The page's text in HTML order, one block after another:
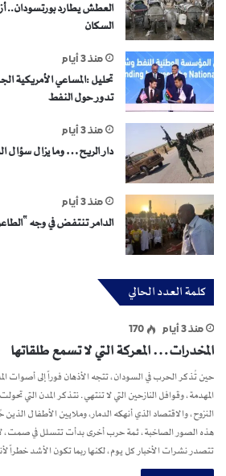
العطش يطارد بورتسودان..
السكان
منذ 3 أيام
تحليل :المساعي الأمريكية
تدور حول النفط
منذ 3 أيام
دار الريح… وما يزال سؤال
منذ 3 أيام
الدامر تنتفض في وجه
كلمة العدد الحالي
منذ 3 أيام 170
المخدرات… المعركة التي لا تسمع طلقاتها
حين تُذكر الحرب في السودان، تتجه الأذهان فوراً إلى أصوات
المهدمة، وقوافل النازحين التي لا تنتهي. نتذكر المدن التي
النزوح، والاقتصاد الذي أنهكه الدمار، وملايين الأطفال
هذه الصور الصاخبة، ثمة حرب أخرى بدأت تتسلل في صمت، لا
تتصدر نشرات الأخبار كل يوم، لكنها ربما تكون الأشد